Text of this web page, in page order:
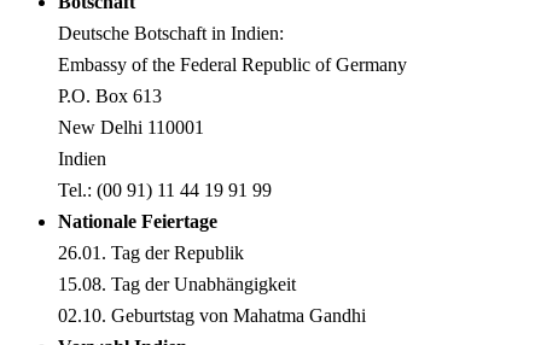
Deutsche Botschaft in Indien:
Embassy of the Federal Republic of Germany
P.O. Box 613
New Delhi 110001
Indien
Tel.: (00 91) 11 44 19 91 99
Nationale Feiertage
26.01. Tag der Republik
15.08. Tag der Unabhängigkeit
02.10. Geburtstag von Mahatma Gandhi